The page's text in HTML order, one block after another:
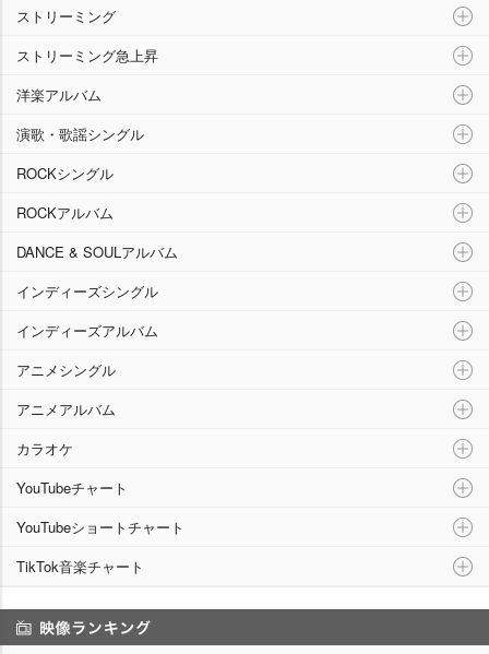
ストリーミング
ストリーミング急上昇
洋楽アルバム
演歌・歌謡シングル
ROCKシングル
ROCKアルバム
DANCE & SOULアルバム
インディーズシングル
インディーズアルバム
アニメシングル
アニメアルバム
カラオケ
YouTubeチャート
YouTubeショートチャート
TikTok音楽チャート